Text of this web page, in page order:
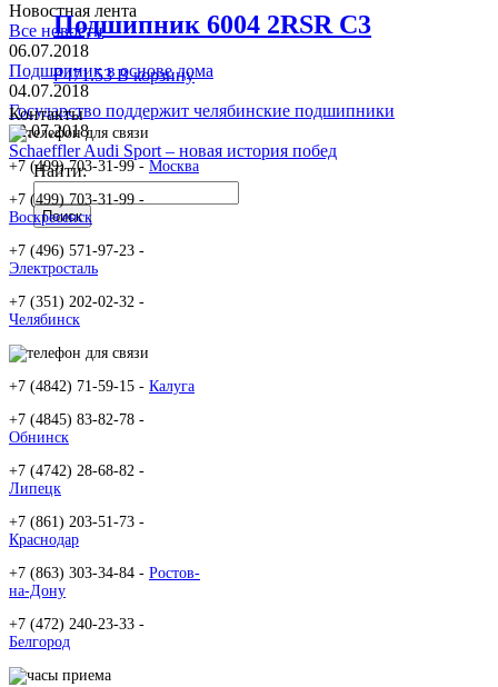
Новостная лента
Все новости
06.07.2018
Подшипник в основе дома
04.07.2018
Государство поддержит челябинские подшипники
02.07.2018
Schaeffler Audi Sport – новая история побед
Найти:
Подшипник 6004 2RSR C3
₽471.53 В корзину
Контакты
+7 (499) 703-31-99 - Москва
+7 (499) 703-31-99 -
Воскресенск
+7 (496) 571-97-23 -
Электросталь
+7 (351) 202-02-32 -
Челябинск
+7 (4842) 71-59-15 - Калуга
+7 (4845) 83-82-78 -
Обнинск
+7 (4742) 28-68-82 -
Липецк
+7 (861) 203-51-73 -
Краснодар
+7 (863) 303-34-84 - Ростов-
на-Дону
+7 (472) 240-23-33 -
Белгород